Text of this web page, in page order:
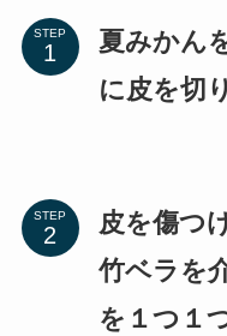
STEP
夏みかん
に皮を切
STEP
皮を傷つ
竹ベラを
を１つ１